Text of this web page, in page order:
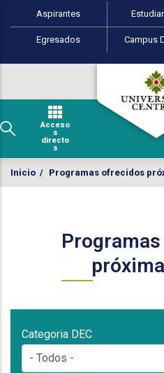
Pasar al contenido principal
Perfiles de usuario
Aspirantes
Egresados Campus
Acceso
s
directo
s
Inicio / Programas ofrecidos
Categoria DEC